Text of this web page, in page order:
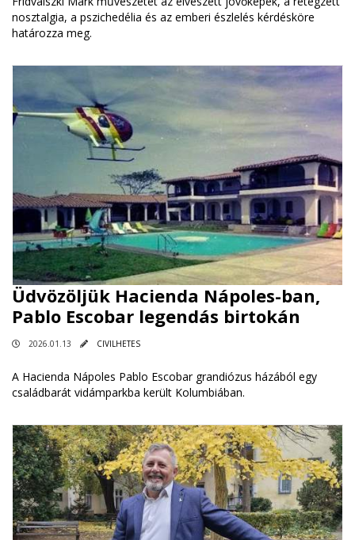
nosztalgia, a pszichedélia és az emberi észlelés kérdésköre
határozza meg.
Üdvözöljük Hacienda Nápoles-ban,
Pablo Escobar legendás birtokán
2026.01.13 CIVILHETES
A Hacienda Nápoles Pablo Escobar grandiózus házából egy
családbarát vidámparkba került Kolumbiában.